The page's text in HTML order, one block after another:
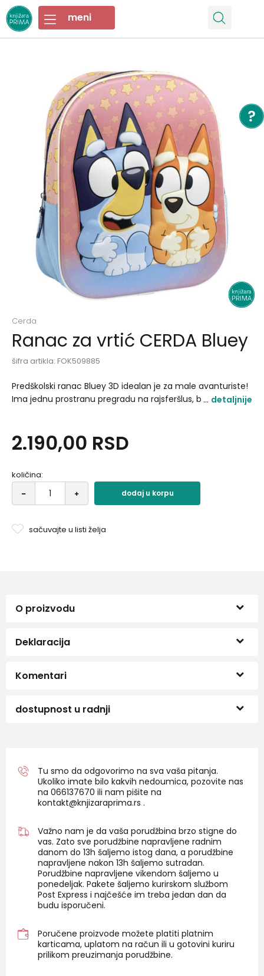
Cerda
Ranac za vrtić CERDA Bluey
šifra artikla: FOK509885
Predškolski ranac Bluey 3D idealan je za male avanturiste!
Ima jednu prostranu pregradu na rajsferšlus, bočni džep
detaljnije
2.190,00 RSD
količina:
dodaj u korpu
sačuvajte u listi želja
O proizvodu
Deklaracija
Komentari
dostupnost u radnji
Tu smo da odgovorimo na sva vaša pitanja.
Ukoliko imate bilo kakvih nedoumica, pozovite nas
na 066137670 ili nam pišite na
kontakt@knjizaraprima.rs .
Važno nam je da vaša porudžbina brzo stigne do
vas. Zato sve porudžbine napravljene radnim
danom do 13h šaljemo istog dana, a porudžbine
napravljene nakon 13h šaljemo sutradan.
Porudžbine napravljene vikendom šaljemo u
ponedeljak. Pakete šaljemo kurirskom službom
Post Express i najčešće im treba jedan dan da
budu isporučeni.
Poručene proizvode možete platiti platnim
karticama, uplatom na račun ili u gotovini kuriru
prilikom preuzimanja porudžbine.